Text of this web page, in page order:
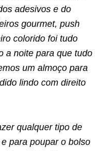
adesivos e do
gourmet, push
colorido foi tudo
a noite para que tudo
um almoço para
lindo com direito
qualquer tipo de
para poupar o bolso